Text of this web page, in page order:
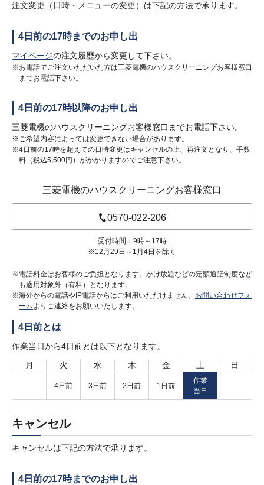
注文変更（日時・メニューの変更）は下記の方法で承ります。
4日前の17時までのお申し出
マイページの注文履歴から変更して下さい。
※お電話でご注文いただいた方は三菱電機のハウスクリーニングお客様窓口
までお電話下さい。
4日前の17時以降のお申し出
三菱電機のハウスクリーニングお客様窓口までお電話下さい。
※ご希望内容によっては変更できない場合があります。
※4日前の17時を超えての日時変更はキャンセルの上、再注文となり、手数
料（税込5,500円）がかかりますのでご注意下さい。
三菱電機のハウスクリーニングお客様窓口
0570-022-206
受付時間：9時～17時
※12月29日～1月4日を除く
※電話料金はお客様のご負担となります。かけ放題などの定額通話制度など
も適用対象外（有料）となります。
※海外からの電話やIP電話からはご利用いただけません。 お問い合わせフォ
ームよりご連絡をお願いいたします。
4日前とは
作業当日から4日前とは以下となります。
月
火 水 木 金 土 日
4日前 3日前 2日前 1日前
作業
当日
キャンセル
キャンセルは下記の方法で承ります。
4日前の17時までのお申し出